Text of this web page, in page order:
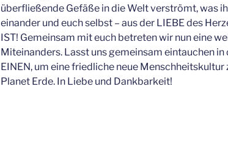
überfließende Gefäße in die Welt verströmt, was
einander und euch selbst – aus der LIEBE des
IST! Gemeinsam mit euch betreten wir nun eine
Miteinanders. Lasst uns gemeinsam eintauchen in
EINEN, um eine friedliche neue Menschheitskultur
Planet Erde. In Liebe und Dankbarkeit!